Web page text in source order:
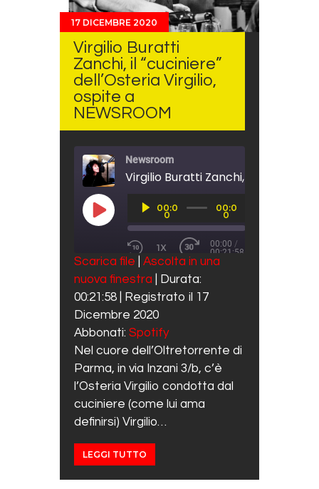
17 DICEMBRE 2020
Virgilio Buratti
Zanchi, il “cuciniere”
dell’Osteria Virgilio,
ospite a
NEWSROOM
Newsroom
PLAY EPISODE
Audio
Player00:0
0
00:0
0
REWIND 10 SECONDS
1X
FAST FORWARD 30
00:00 /
00:21:58
SUBSCRIBE SHARE
Spotify
RSS FEED
SHARE
LINK
EMBED
Scarica file
Ascolta in una
nuova finestra
Durata:
00:21:58
Registrato il 17
Dicembre 2020
Abbonati: Spotify
Nel cuore dell’Oltretorrente di
Parma, in via Inzani 3/b, c’è
l’Osteria Virgilio condotta dal
cuciniere (come lui ama
definirsi) Virgilio…
LEGGI TUTTO